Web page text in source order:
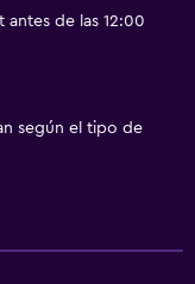
de las 12:00
según el tipo de